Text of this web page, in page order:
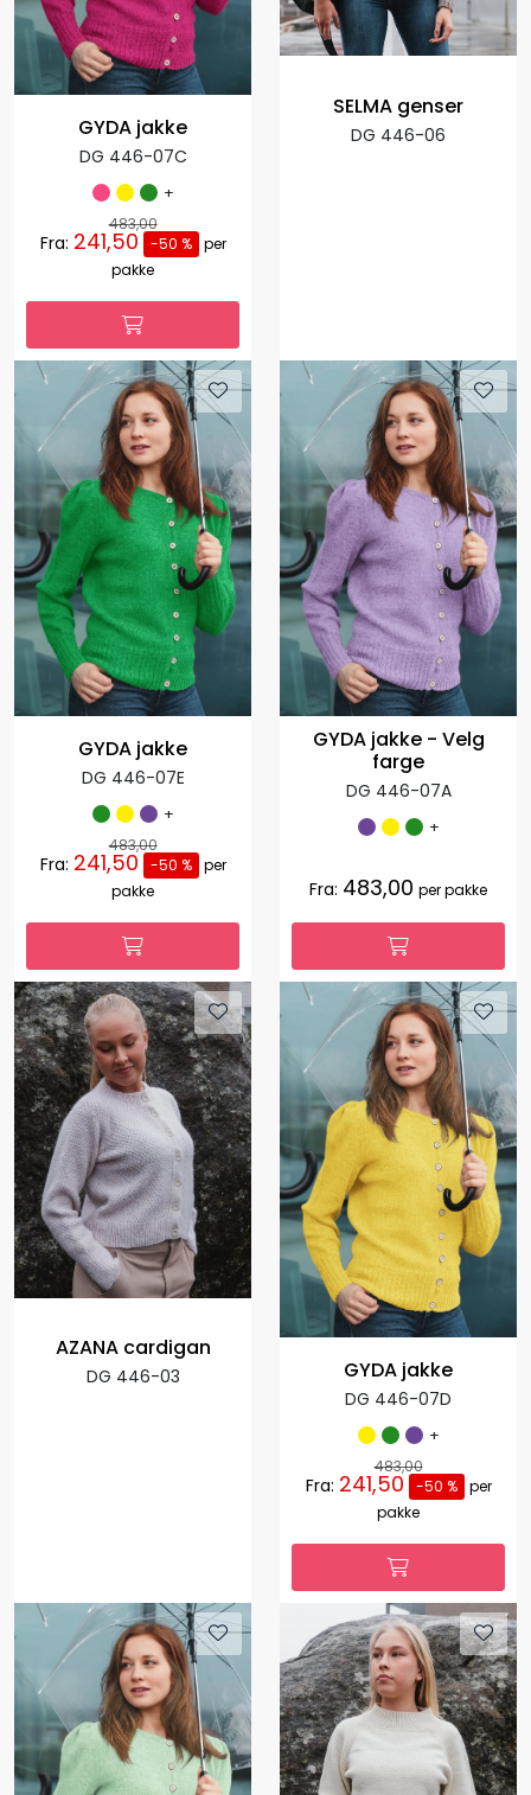
GYDA jakke
DG 446-07C
+
483,00
Fra: 241,50 -50 %
per
pakke
SELMA genser
DG 446-06
GYDA jakke
DG 446-07E
+
483,00
Fra: 241,50 -50 %
per
pakke
GYDA jakke - Velg
farge
DG 446-07A
+
Fra: 483,00 per pakke
AZANA cardigan
DG 446-03 GYDA jakke
DG 446-07D
+
483,00
Fra: 241,50 -50 %
per
pakke